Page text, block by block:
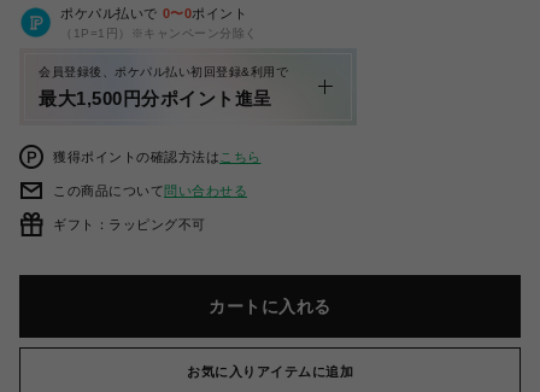
ポケパル払いで 0〜0ポイント
（1P=1円）※キャンペーン分除く
会員登録後、ポケパル払い初回登録&利用で
最大1,500円分ポイント進呈
獲得ポイントの確認方法は こちら
この商品について問い合わせる
ギフト：ラッピング不可
カートに入れる
お気に入りアイテムに追加